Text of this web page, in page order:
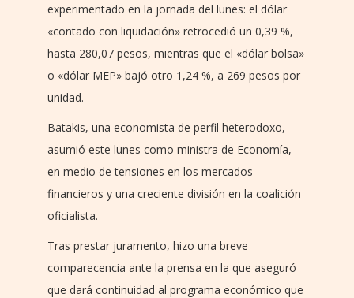
experimentado en la jornada del lunes: el dólar
«contado con liquidación» retrocedió un 0,39 %,
hasta 280,07 pesos, mientras que el «dólar bolsa»
o «dólar MEP» bajó otro 1,24 %, a 269 pesos por
unidad.
Batakis, una economista de perfil heterodoxo,
asumió este lunes como ministra de Economía,
en medio de tensiones en los mercados
financieros y una creciente división en la coalición
oficialista.
Tras prestar juramento, hizo una breve
comparecencia ante la prensa en la que aseguró
que dará continuidad al programa económico que